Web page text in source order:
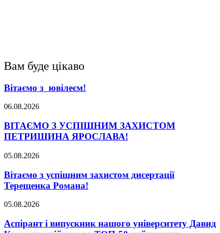
Вам буде цікаво
Вітаємо з ювілеєм!
06.08.2026
ВІТАЄМО З УСПІШНИМ ЗАХИСТОМ
ПЕТРИШИНА ЯРОСЛАВА!
05.08.2026
Вітаємо з успішним захистом дисертації
Терещенка Романа!
05.08.2026
Аспірант і випускник нашого університету Давид